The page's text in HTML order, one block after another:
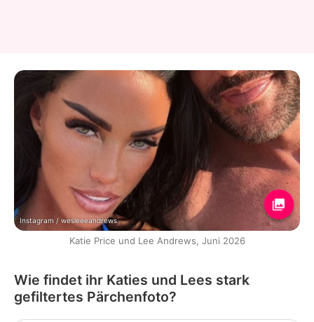
Instagram / wesleeeandrews
Katie Price und Lee Andrews, Juni 2026
Wie findet ihr Katies und Lees stark
gefiltertes Pärchenfoto?